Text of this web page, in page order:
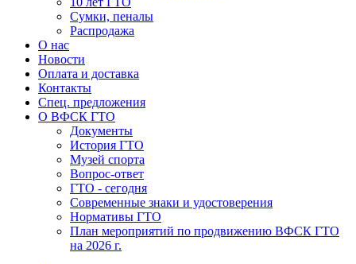
Сумки, пеналы
Распродажа
О нас
Новости
Оплата и доставка
Контакты
Спец. предложения
О ВФСК ГТО
Документы
История ГТО
Музей спорта
Вопрос-ответ
ГТО - сегодня
Современные знаки и удостоверения
Нормативы ГТО
План мероприятий по продвижению ВФСК ГТО
на 2026 г.